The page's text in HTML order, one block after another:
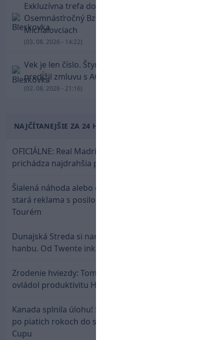
Exkluzívna trefa do vinkla v hodine dvanástej!
Osemnásťročný Bzdyl zariadil triumf Žiliny v
Michalovciach
(03. 08. 2026 - 14:22)
Vek je len číslo. Štyridsaťročný Luka Modrič
predĺžil zmluvu s AC Miláno
(02. 08. 2026 - 21:16)
NAJČÍTANEJŠIE ZA 24 HODÍN
OFICIÁLNE: Real Madrid rozbil bank. Z Lipska
prichádza najdrahšia posila v klubovej histórii
Šialená náhoda alebo osud? Našla sa 11 rokov
stará reklama s posilou Slovana a trénerom
Tourém
Dunajská Streda si narobila v Holandsku poriadnu
hanbu. Od Twente inkasovala poltucet
Zrodenie hviezdy: Tomáš Selič zničil Švajčiarov a
ovládol produktivitu Hlinka Gretzky Cupu
Kanada splnila úlohu! Slovenská osemnástka mieri
po piatich rokoch do semifinále Hlinka Gretzky
Cupu